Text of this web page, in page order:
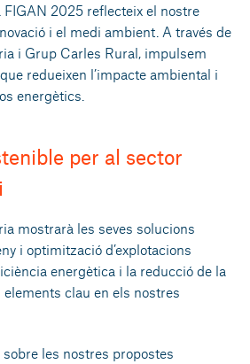
FIGAN 2025 reflecteix el nostre
i el medi ambient. A través de
i Grup Carles Rural, impulsem
redueixen l’impacte ambiental i
energètics.
per al sector
mostrarà les seves solucions
i optimització d’explotacions
energètica i la reducció de la
clau en els nostres
les nostres propostes